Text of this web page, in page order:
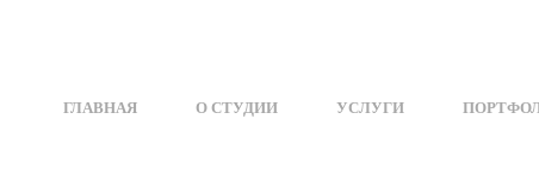
ГЛАВНАЯ О СТУДИИ УСЛУГИ